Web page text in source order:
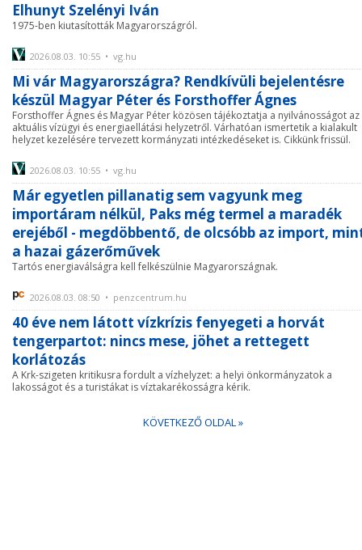
Elhunyt Szelényi Iván
1975-ben kiutasították Magyarországról.
2026.08.03. 10:55 • vg.hu
Mi vár Magyarországra? Rendkívüli bejelentésre
készül Magyar Péter és Forsthoffer Ágnes
Forsthoffer Ágnes és Magyar Péter közösen tájékoztatja a nyilvánosságot az
aktuális vízügyi és energiaellátási helyzetről. Várhatóan ismertetik a kialakult
helyzet kezelésére tervezett kormányzati intézkedéseket is. Cikkünk frissül.
2026.08.03. 10:55 • vg.hu
Már egyetlen pillanatig sem vagyunk meg
importáram nélkül, Paks még termel a maradék
erejéből - megdöbbentő, de olcsóbb az import,
a hazai gázerőművek
Tartós energiaválságra kell felkészülnie Magyarországnak.
2026.08.03. 08:50 • penzcentrum.hu
40 éve nem látott vízkrízis fenyegeti a horvát
tengerpartot: nincs mese, jöhet a rettegett
korlátozás
A Krk-szigeten kritikusra fordult a vízhelyzet: a helyi önkormányzatok a
lakosságot és a turistákat is víztakarékosságra kérik.
KÖVETKEZŐ OLDAL »